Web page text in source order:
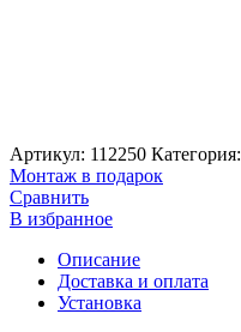
Артикул: 112250 Категория:
Монтаж в подарок
Сравнить
В избранное
Описание
Доставка и оплата
Установка